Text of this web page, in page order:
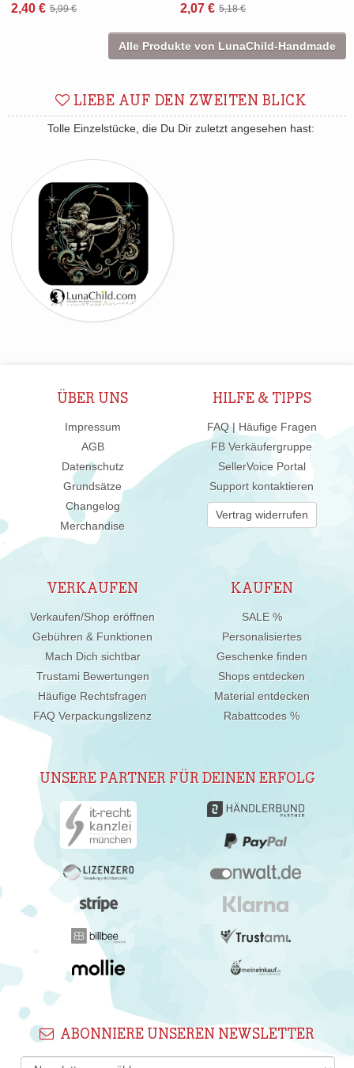
2,40 € 5,99 € 2,07 € 5,18 €
Alle Produkte von LunaChild-Handmade
LIEBE AUF DEN ZWEITEN BLICK
Tolle Einzelstücke, die Du Dir zuletzt angesehen hast:
ÜBER UNS
Impressum
AGB
Datenschutz
Grundsätze
Changelog
Merchandise
HILFE & TIPPS
FAQ | Häufige Fragen
FB Verkäufergruppe
SellerVoice Portal
Support kontaktieren
Vertrag widerrufen
VERKAUFEN
Verkaufen/Shop eröffnen
Gebühren & Funktionen
Mach Dich sichtbar
Trustami Bewertungen
Häufige Rechtsfragen
FAQ Verpackungslizenz
KAUFEN
SALE %
Personalisiertes
Geschenke finden
Shops entdecken
Material entdecken
Rabattcodes %
UNSERE PARTNER FÜR DEINEN ERFOLG
ABONNIERE UNSEREN NEWSLETTER